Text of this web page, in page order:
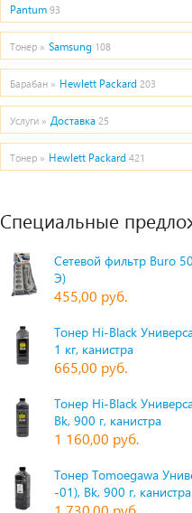
Pantum 93
Тонер » Samsung 108
Барабан » Hewlett Packard 203
Услуги » Доставка 25
Тонер » Hewlett Packard 421
Специальные
Сетевой фильтр Buro
Э)
455,00 руб.
Тонер Hi-Black
1 кг, канистра
665,00 руб.
Тонер Hi-Black
Bk, 900 г, канистра
1 160,00 руб.
Тонер Tomoegawa
-01), Bk, 900 г, канистра